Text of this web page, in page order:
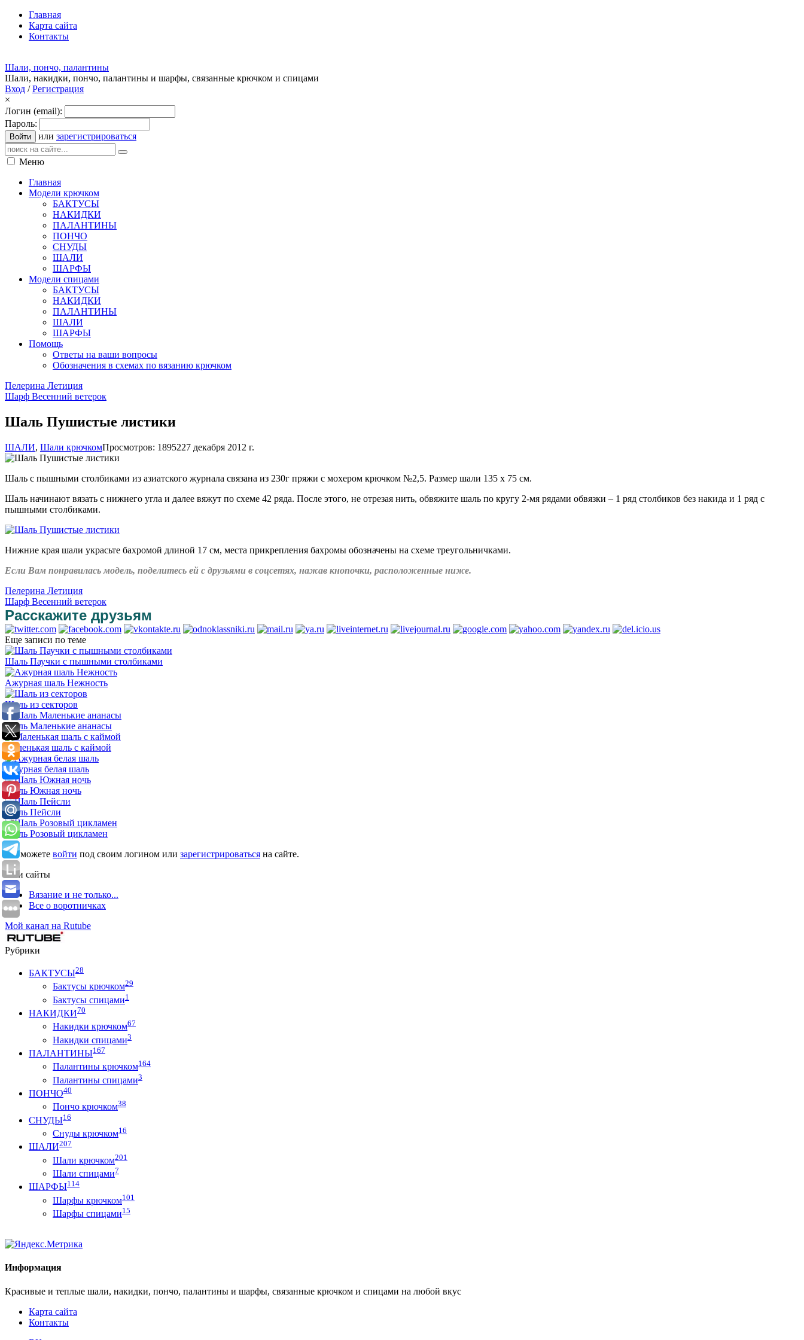
Главная
Карта сайта
Контакты
Шали, пончо, палантины
Шали, накидки, пончо, палантины и шарфы, связанные крючком и спицами
Вход /Регистрация
×
Логин (email):
Пароль:
Войти или зарегистрироваться
Меню
Главная
Модели крючком
БАКТУСЫ
НАКИДКИ
ПАЛАНТИНЫ
ПОНЧО
СНУДЫ
ШАЛИ
ШАРФЫ
Модели спицами
БАКТУСЫ
НАКИДКИ
ПАЛАНТИНЫ
ШАЛИ
ШАРФЫ
Помощь
Ответы на ваши вопросы
Обозначения в схемах по вязанию крючком
Пелерина Летиция
Шарф Весенний ветерок
Шаль Пушистые листики
ШАЛИ, Шали крючкомПросмотров: 1895227 декабря 2012 г.
Шаль с пышными столбиками из азиатского журнала связана из 230г пряжи с мохером крючком №2,5. Размер шали 135 х 75 см.
Шаль начинают вязать с нижнего угла и далее вяжут по схеме 42 ряда. После этого, не отрезая нить, обвяжите шаль по кругу 2-мя рядами обвязки – 1 ряд столбиков без накида и 1 ряд с
пышными столбиками.
Нижние края шали украсьте бахромой длиной 17 см, места прикрепления бахромы обозначены на схеме треугольничками.
Если Вам понравилась модель, поделитесь ей с друзьями в соцсетях, нажав кнопочки, расположенные ниже.
Пелерина Летиция
Шарф Весенний ветерок
Расскажите друзьям
Еще записи по теме
Шаль Паучки с пышными столбиками
Ажурная шаль Нежность
Шаль из секторов
Шаль Маленькие ананасы
Маленькая шаль с каймой
Ажурная белая шаль
Шаль Южная ночь
Шаль Пейсли
Шаль Розовый цикламен
Вы можете войти под своим логином или зарегистрироваться на сайте.
Мои сайты
Вязание и не только...
Все о воротничках
Мой канал на Rutube
Рубрики
БАКТУСЫ28
Бактусы крючком29
Бактусы спицами1
НАКИДКИ70
Накидки крючком67
Накидки спицами3
ПАЛАНТИНЫ167
Палантины крючком164
Палантины спицами3
ПОНЧО40
Пончо крючком38
СНУДЫ16
Снуды крючком16
ШАЛИ207
Шали крючком201
Шали спицами7
ШАРФЫ114
Шарфы крючком101
Шарфы спицами15
Информация
Красивые и теплые шали, накидки, пончо, палантины и шарфы, связанные крючком и спицами на любой вкус
Карта сайта
Контакты